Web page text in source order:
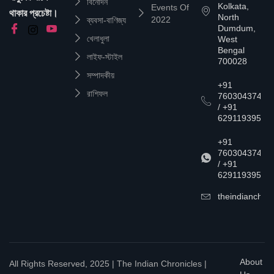
থাকার প্রচেষ্টা।
বিনোদন
ব্যবসা-বাণিজ্য
খেলাধুলা
লাইফ-স্টাইল
সম্পাদকীয়
রাশিফল
Events Of
2022
Kolkata,
North
Dumdum,
West
Bengal
700028
+91
7603043747
/ +91
6291193957
+91
7603043747
/ +91
6291193957
All Rights Reserved, 2025 | The Indian Chronicles |
About